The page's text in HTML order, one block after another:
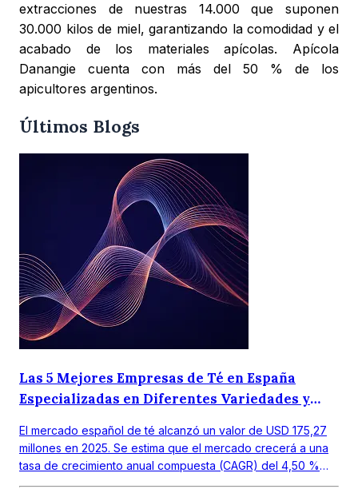
extracciones de nuestras 14.000 que suponen
30.000 kilos de miel, garantizando la comodidad y el
acabado de los materiales apícolas. Apícola
Danangie cuenta con más del 50 % de los
apicultores argentinos.
Últimos Blogs
Las 5 Mejores Empresas de Té en España
Especializadas en Diferentes Variedades y
El mercado español de té alcanzó un valor de USD 175,27
millones en 2025. Se estima que el mercado crecerá a una
tasa de crecimiento anual compuesta (CAGR) del 4,50 %
entre 2026 y 2035, para alcanzar un valor de USD 272,19